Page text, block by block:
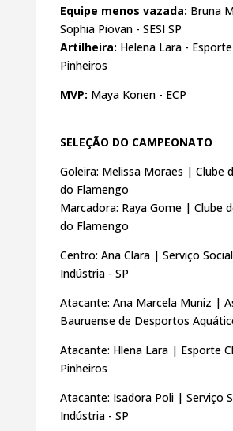
Equipe menos vazada: Bruna
Sophia Piovan - SESI SP
Artilheira: Helena Lara -
Pinheiros
MVP: Maya Konen - ECP
SELEÇÃO DO CAMPEONATO
Goleira: Melissa Moraes | Clube
do Flamengo
Marcadora: Raya Gome | Clube
do Flamengo
Centro: Ana Clara | Serviço
Indústria - SP
Atacante: Ana Marcela Muniz |
Bauruense de Desportos
Atacante: Hlena Lara | Esporte
Pinheiros
Atacante: Isadora Poli | Serviço
Indústria - SP